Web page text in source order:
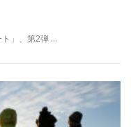
」、第2弾 …